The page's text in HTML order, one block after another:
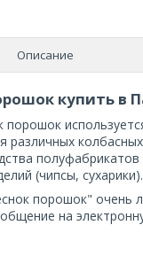
Описание
купить в
порошок
различных
(чипсы, сухарики).
порошок" очень
на